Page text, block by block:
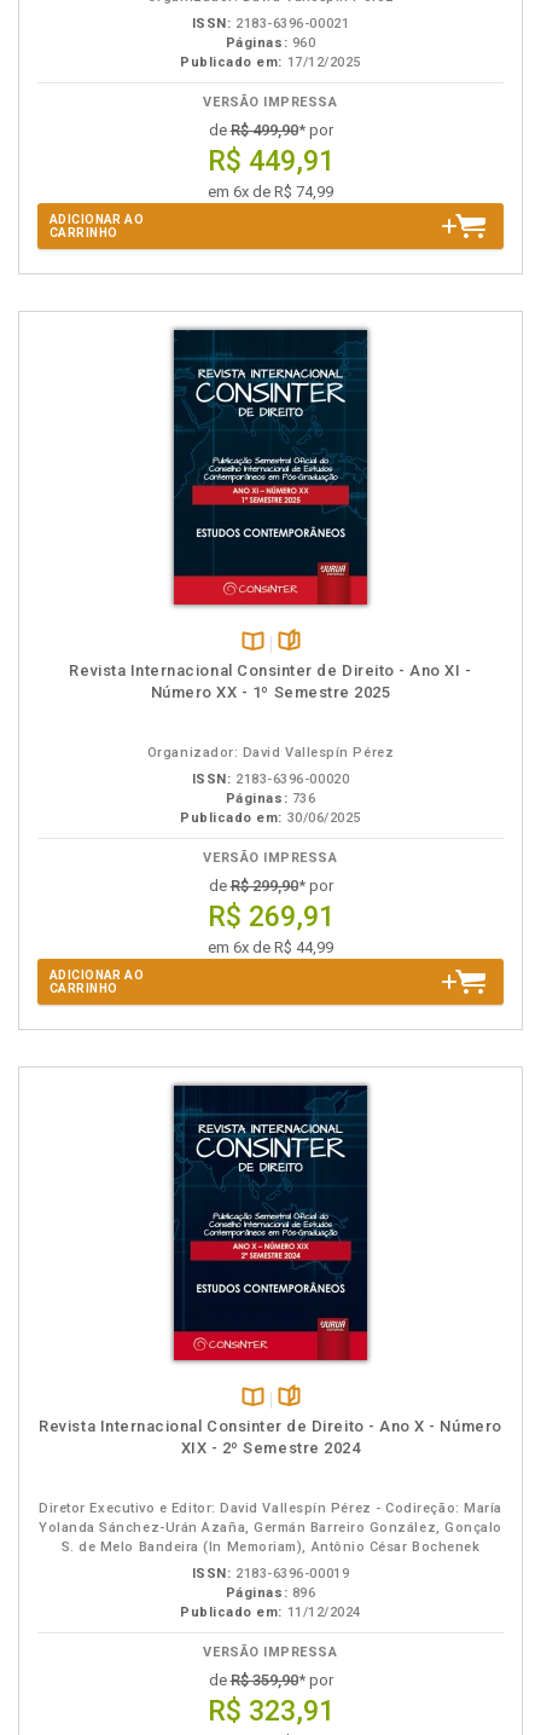
ISSN: 2183-6396-00021
Páginas: 960
Publicado em: 17/12/2025
VERSÃO IMPRESSA
deR$ 499,90* por
R$ 449,91
em 6x de R$ 74,99
ADICIONAR AO
CARRINHO
Disponível
na
páginas
Revista Internacional Consinter de Direito - Ano XI -
Número XX - 1º Semestre 2025
Organizador: David Vallespín Pérez
ISSN: 2183-6396-00020
Páginas: 736
Publicado em: 30/06/2025
VERSÃO IMPRESSA
deR$ 299,90* por
R$ 269,91
em 6x de R$ 44,99
ADICIONAR AO
CARRINHO
Disponível
na
páginas
Revista Internacional Consinter de Direito - Ano X - Número
XIX - 2º Semestre 2024
Diretor Executivo e Editor: David Vallespín Pérez - Codireção: María
Yolanda Sánchez-Urán Azaña, Germán Barreiro González, Gonçalo
S. de Melo Bandeira (In Memoriam), Antônio César Bochenek
ISSN: 2183-6396-00019
Páginas: 896
Publicado em: 11/12/2024
VERSÃO IMPRESSA
deR$ 359,90* por
R$ 323,91